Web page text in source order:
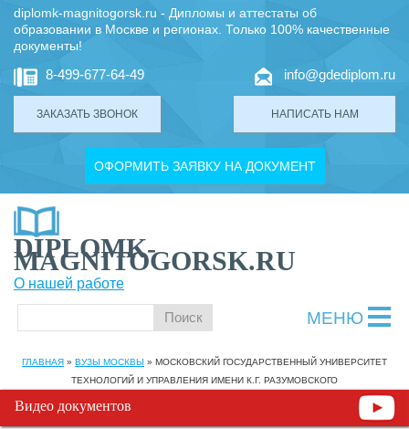
diplomk-magnitogorsk.ru - Дипломы и аттестаты об
образовании в Москве и регионах. Только 100% качественные
документы!
8-499-677-64-49
ЗАКАЗАТЬ ЗВОНОК
info@gdediplom.ru
НАПИСАТЬ НАМ
ОФОРМИТЬ ЗАЯВКУ НА ДОКУМЕНТ
DIPLOMK-
MAGNITOGORSK.RU
О нашей работе
МЕНЮ
ГЛАВНАЯ » ВУЗЫ МОСКВЫ » МОСКОВСКИЙ ГОСУДАРСТВЕННЫЙ УНИВЕРСИТЕТ
ТЕХНОЛОГИЙ И УПРАВЛЕНИЯ ИМЕНИ К.Г. РАЗУМОВСКОГО
Видео документов